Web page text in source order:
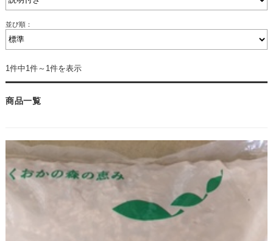
並び順：
1件中1件～1件を表示
商品一覧